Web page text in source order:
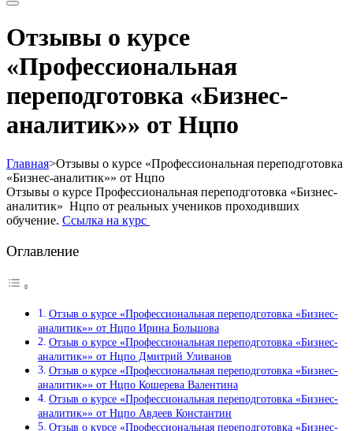
Отзывы о курсе
«Профессиональная
переподготовка «Бизнес-
аналитик»» от Нцпо
Главная>Отзывы о курсе «Профессиональная переподготовка
«Бизнес-аналитик»» от Нцпо
Отзывы о курсе Профессиональная переподготовка «Бизнес-
аналитик» Нцпо от реальных учеников проходивших
обучение. Ссылка на курс
Оглавление
Отзыв о курсе «Профессиональная переподготовка «Бизнес-
аналитик»» от Нцпо Ирина Большова
Отзыв о курсе «Профессиональная переподготовка «Бизнес-
аналитик»» от Нцпо Дмитрий Уливанов
Отзыв о курсе «Профессиональная переподготовка «Бизнес-
аналитик»» от Нцпо Кошерева Валентина
Отзыв о курсе «Профессиональная переподготовка «Бизнес-
аналитик»» от Нцпо Авдеев Константин
Отзыв о курсе «Профессиональная переподготовка «Бизнес-